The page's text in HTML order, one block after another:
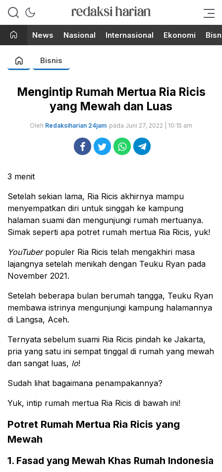
RedaksiHarian.com
Berita Terupdate dari Redaksi
News Nasional Internasional Ekonomi
Bisnis
Mengintip Rumah Mertua Ria Ricis
yang Mewah dan Luas
Oleh Redaksiharian 24jam pada Juni 27, 2022 | 10:15 am
3 menit
Setelah sekian lama, Ria Ricis akhirnya mampu
menyempatkan diri untuk singgah ke kampung
halaman suami dan mengunjungi rumah mertuanya.
Simak seperti apa potret rumah mertua Ria Ricis, yuk!
YouTuberpopuler Ria Ricis telah mengakhiri masa
lajangnya setelah menikah dengan Teuku Ryan pada
November 2021.
Setelah beberapa bulan berumah tangga, Teuku Ryan
membawa istrinya mengunjungi kampung halamannya
di Langsa, Aceh.
Ternyata sebelum suami Ria Ricis pindah ke Jakarta,
pria yang satu ini sempat tinggal di rumah yang mewah
dan sangat luas, lo!
Sudah lihat bagaimana penampakannya?
Yuk, intip rumah mertua Ria Ricis di bawah ini!
Potret Rumah Mertua Ria Ricis yang
Mewah
1. Fasad yang Mewah Khas Rumah Indonesia